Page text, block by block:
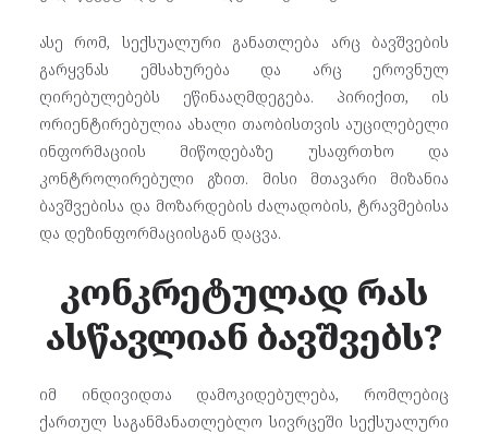
ასე რომ, სექსუალური განათლება არც ბავშვების
გარყვნას ემსახურება და არც ეროვნულ
ღირებულებებს ეწინააღმდეგება. პირიქით, ის
ორიენტირებულია ახალი თაობისთვის აუცილებელი
ინფორმაციის მიწოდებაზე უსაფრთხო და
კონტროლირებული გზით. მისი მთავარი მიზანია
ბავშვებისა და მოზარდების ძალადობის, ტრავმებისა
და დეზინფორმაციისგან დაცვა.
კონკრეტულად რას
ასწავლიან ბავშვებს?
იმ ინდივიდთა დამოკიდებულება, რომლებიც
ქართულ საგანმანათლებლო სივრცეში სექსუალური